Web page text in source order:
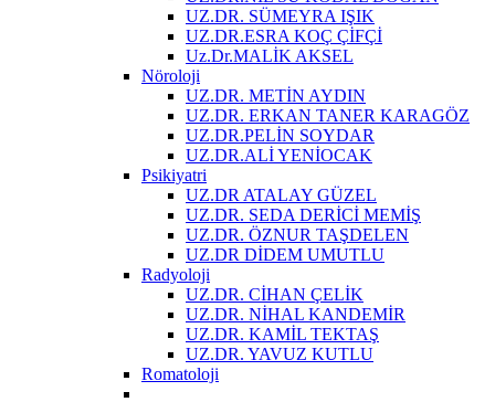
UZ.DR. SÜMEYRA IŞIK
UZ.DR.ESRA KOÇ ÇİFÇİ
Uz.Dr.MALİK AKSEL
Nöroloji
UZ.DR. METİN AYDIN
UZ.DR. ERKAN TANER KARAGÖZ
UZ.DR.PELİN SOYDAR
UZ.DR.ALİ YENİOCAK
Psikiyatri
UZ.DR ATALAY GÜZEL
UZ.DR. SEDA DERİCİ MEMİŞ
UZ.DR. ÖZNUR TAŞDELEN
UZ.DR DİDEM UMUTLU
Radyoloji
UZ.DR. CİHAN ÇELİK
UZ.DR. NİHAL KANDEMİR
UZ.DR. KAMİL TEKTAŞ
UZ.DR. YAVUZ KUTLU
Romatoloji